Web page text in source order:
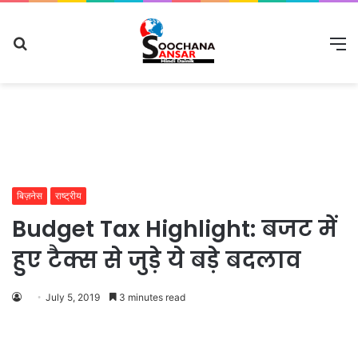
बिज़नेस राष्ट्रीय
Budget Tax Highlight: बजट में
हुए टैक्स से जुड़े ये बड़े बदलाव
July 5, 2019 3 minutes read